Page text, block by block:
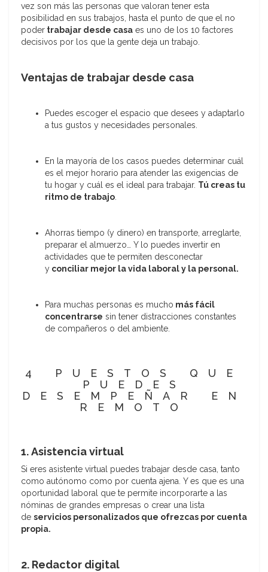
vez son más las personas que valoran tener esta
posibilidad en sus trabajos, hasta el punto de que el no
poder trabajar desde casa es uno de los 10 factores
decisivos por los que la gente deja un trabajo.
Ventajas de trabajar desde casa
Puedes escoger el espacio que desees y adaptarlo
a tus gustos y necesidades personales.
En la mayoría de los casos puedes determinar cuál
es el mejor horario para atender las exigencias de
tu hogar y cuál es el ideal para trabajar. Tú creas tu
ritmo de trabajo.
Ahorras tiempo (y dinero) en transporte, arreglarte,
preparar el almuerzo… Y lo puedes invertir en
actividades que te permiten desconectar
y conciliar mejor la vida laboral y la personal.
Para muchas personas es mucho más fácil
concentrarse sin tener distracciones constantes
de compañeros o del ambiente.
4 PUESTOS QUE
PUEDES
DESEMPEÑAR EN
REMOTO
1. Asistencia virtual
Si eres asistente virtual puedes trabajar desde casa, tanto
como autónomo como por cuenta ajena. Y es que es una
oportunidad laboral que te permite incorporarte a las
nóminas de grandes empresas o crear una lista
de servicios personalizados que ofrezcas por cuenta
propia.
2. Redactor digital